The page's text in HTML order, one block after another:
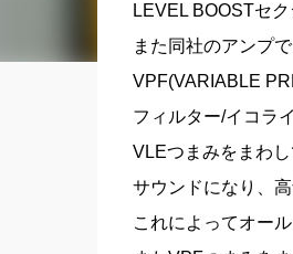
LEVEL BOOSTセク
また同社のアンプ
VPF(VARIABLE
フィルター/イコラ
VLEつまみをまわ
サウンドになり、
これによってオー